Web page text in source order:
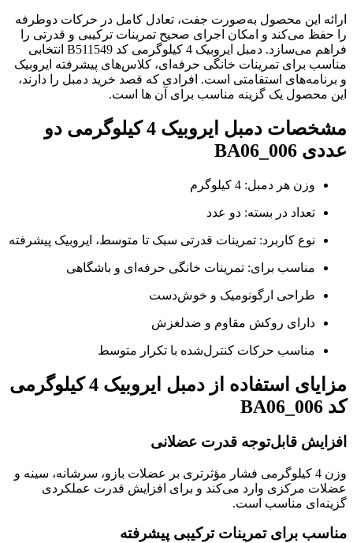
ارائه این محصول به‌صورت جفت، تعادل کامل در حرکات دوطرفه
را حفظ می‌کند و امکان اجرای صحیح تمرینات ترکیبی و قدرتی را
فراهم می‌سازد. دمبل ایروبیک 4 کیلوگرمی کد B511549 انتخابی
مناسب برای تمرینات خانگی حرفه‌ای، کلاس‌های پیشرفته ایروبیک
و برنامه‌های استقامتی است. افرادی که قصد خرید دمبل را دارند،
این محصول یک گزینه مناسب برای آن ها است.
مشخصات دمبل ایروبیک 4 کیلوگرمی دو
عددی BA06_006
وزن هر دمبل: 4 کیلوگرم
تعداد در بسته: دو عدد
نوع کاربرد: تمرینات قدرتی سبک تا متوسط، ایروبیک پیشرفته
مناسب برای: تمرینات خانگی حرفه‌ای و باشگاهی
طراحی ارگونومیک و خوش‌دست
دارای روکش مقاوم و ضدلغزش
مناسب حرکات کنترل‌شده با تکرار متوسط
مزایای استفاده از دمبل ایروبیک 4 کیلوگرمی
کد BA06_006
افزایش قابل‌توجه قدرت عضلانی
وزن 4 کیلوگرمی فشار مؤثرتری بر عضلات بازو، سرشانه، سینه و
عضلات مرکزی وارد می‌کند و برای افزایش قدرت عملکردی
گزینه‌ای مناسب است.
مناسب برای تمرینات ترکیبی پیشرفته